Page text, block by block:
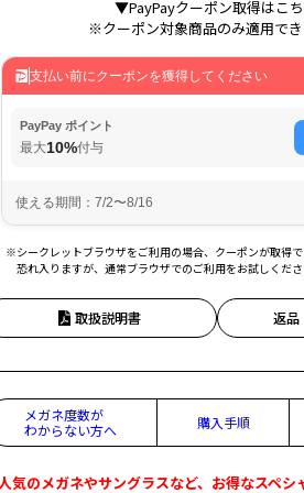
▼PayPayクーポン取得はこ
※クーポン対象商品のみ適用でき
※シークレットブラウザをご利用の場合、クーポンが取得で
恐れ入りますが、通常ブラウザでのご利用をお試しくださ
取扱説明書 返品
メガネ度数が
わからない方へ
購入手順
気のメガネやサングラスなど、お得なスペシ